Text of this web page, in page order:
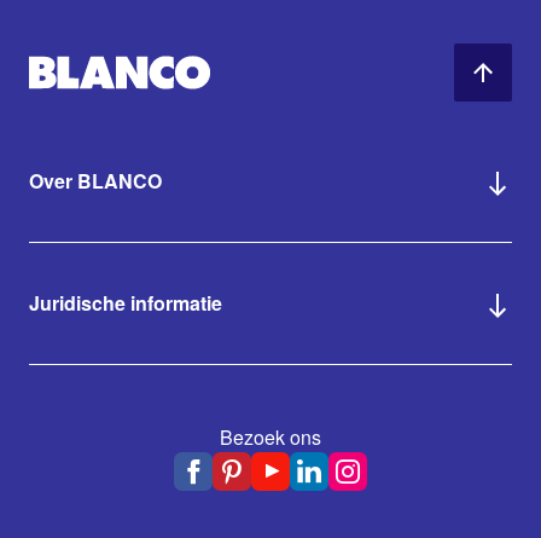
Over BLANCO
Juridische informatie
Bezoek ons